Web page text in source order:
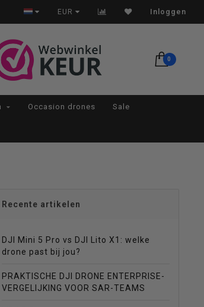
EUR Inloggen
0
Occasion drones Sale
Recente artikelen
DJI Mini 5 Pro vs DJI Lito X1: welke
drone past bij jou?
PRAKTISCHE DJI DRONE ENTERPRISE-
VERGELIJKING VOOR SAR-TEAMS